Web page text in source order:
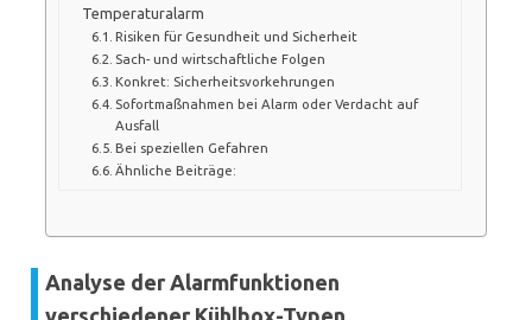
Temperaturalarm
Risiken für Gesundheit und Sicherheit
Sach- und wirtschaftliche Folgen
Konkret: Sicherheitsvorkehrungen
Sofortmaßnahmen bei Alarm oder Verdacht auf
Ausfall
Bei speziellen Gefahren
Ähnliche Beiträge:
Analyse der Alarmfunktionen
verschiedener Kühlbox-Typen